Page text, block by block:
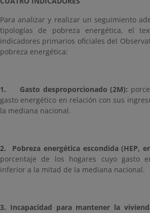
Para analizar y realizar un seguimiento
tipologías de pobreza energética, el
indicadores primarios oficiales del
pobreza energética:
1. Gasto desproporcionado (2M):
gasto energético en relación con sus
la mediana nacional.
2. Pobreza energética escondida (HEP,
porcentaje de los hogares cuyo gasto
inferior a la mitad de la mediana nacional.
3. Incapacidad para mantener la